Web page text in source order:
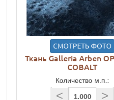
СМОТРЕТЬ ФОТО
Ткань Galleria Arben
COBALT
Количество м.п.:
< >